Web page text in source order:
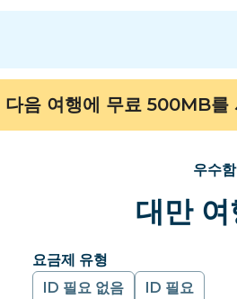
알제리 안도라
보스니아
캄보디아
중국
다음 여행에 무료 500MB를
우수함
대만
요금제 유형
ID 필요 없음
ID 필요